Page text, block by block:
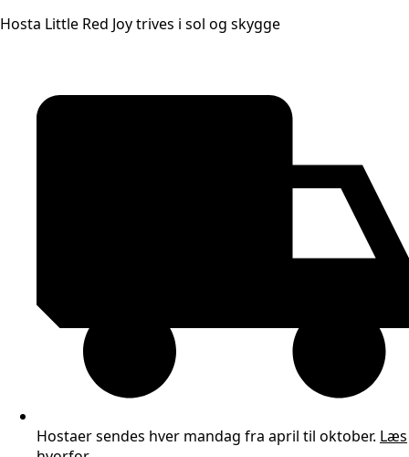
Hosta Little Red Joy trives i sol og skygge
Hostaer sendes hver mandag fra april til oktober. Læs